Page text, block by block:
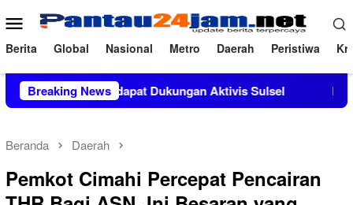
ke
konten
Menu
Mobile
Berita Global Nasional Metro Daerah Peristiwa
Breaking News
M.Si Mendapat Dukungan Aktivis Sulsel Kapolres
Beranda Daerah
Pemkot Cimahi Percepat Pencairan